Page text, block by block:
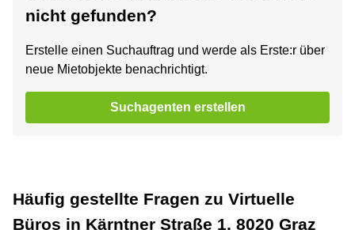
nicht gefunden?
Erstelle einen Suchauftrag und werde als Erste:r über
neue Mietobjekte benachrichtigt.
Suchagenten erstellen
Häufig gestellte Fragen zu Virtuelle
Büros in Kärntner Straße 1, 8020 Graz